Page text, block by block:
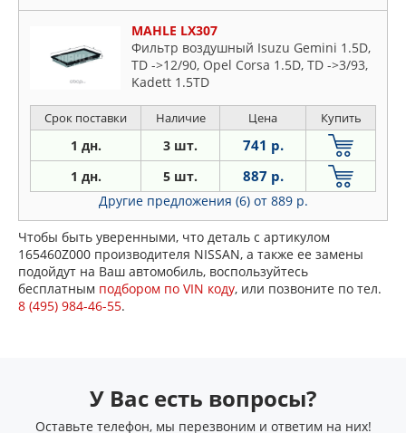
MAHLE LX307
Фильтр воздушный Isuzu Gemini 1.5D,
TD ->12/90, Opel Corsa 1.5D, TD ->3/93,
Kadett 1.5TD
Срок поставки Наличие Цена Купить
1 дн. 3 шт. 741 р.
1 дн. 5 шт. 887 р.
Другие предложения (6) от 889 р.
Чтобы быть уверенными, что деталь с артикулом
165460Z000 производителя NISSAN, а также ее замены
подойдут на Ваш автомобиль, воспользуйтесь
бесплатным подбором по VIN коду, или позвоните по тел.
8 (495) 984-46-55.
У Вас есть вопросы?
Оставьте телефон, мы перезвоним и ответим на них!